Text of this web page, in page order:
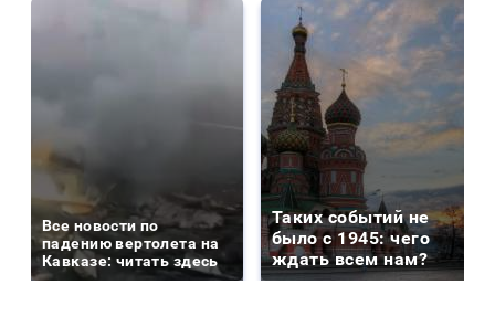
Все новости по
падению вертолета на
Кавказе: читать здесь
Таких событий не
было с 1945: чего
ждать всем нам?